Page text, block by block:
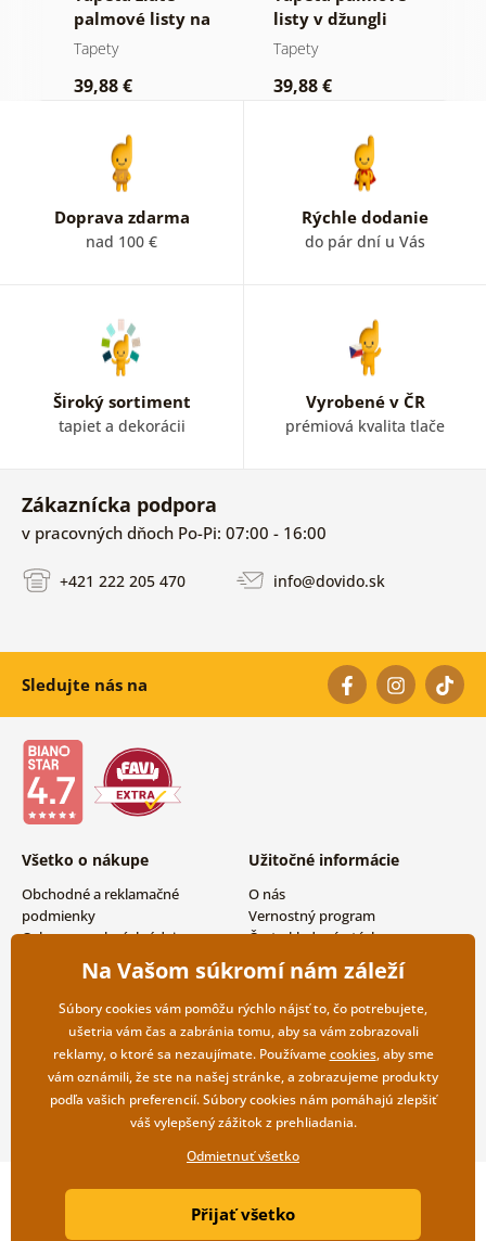
palmové listy na
béžovom pozadí
Tapety
39,88 €
listy v džungli
Tapety
39,88 €
Doprava zdarma
nad 100 €
Rýchle dodanie
do pár dní u Vás
Široký sortiment
tapiet a dekorácii
Vyrobené v ČR
prémiová kvalita tlače
Zákaznícka podpora
v pracovných dňoch Po-Pi: 07:00 - 16:00
+421 222 205 470 info@dovido.sk
Sledujte nás na
Všetko o nákupe
Obchodné a reklamačné
podmienky
Ochrana osobných údajov
Možnosti dopravy a platby
Vrátenie tovaru
Užitočné informácie
O nás
Vernostný program
Často kladené otázky
Magazín
Kontakty
Veľkoobchodná spolupráca
Copyright ©2019 © Dovido.sk.
Litvanyi.sk| E-shop vytvorila
Na Vašom súkromí nám záleží
Súbory cookies vám pomôžu rýchlo nájsť to, čo potrebujete,
ušetria vám čas a zabránia tomu, aby sa vám zobrazovali
reklamy, o ktoré sa nezaujímate. Používamecookies, aby sme
vám oznámili, že ste na našej stránke, a zobrazujeme produkty
podľa vašich preferencií. Súbory cookies nám pomáhajú zlepšiť
váš vylepšený zážitok z prehliadania.
Odmietnuť všetko
Přijať všetko